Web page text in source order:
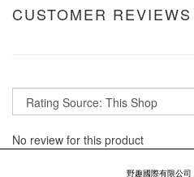
CUSTOMER REVIEWS
No review for this product
野趣國際有限公司